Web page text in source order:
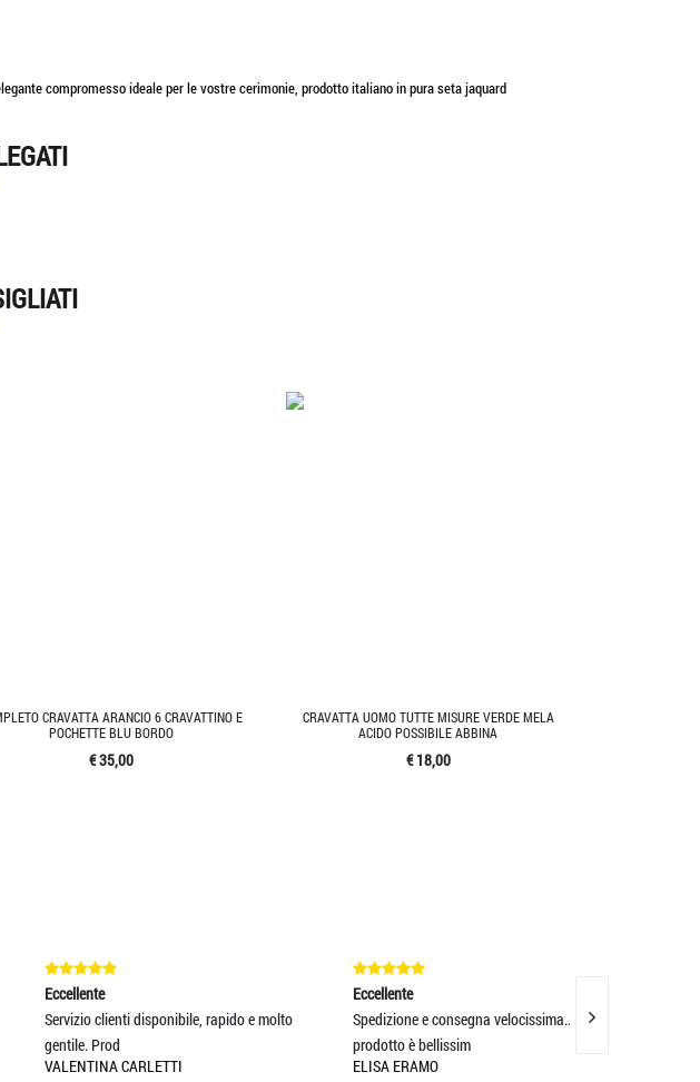
compromesso ideale per le vostre cerimonie, prodotto italiano in pura seta jaquard
CRAVATTA ARANCIO 6 CRAVATTINO E
POCHETTE BLU BORDO
€ 35,00
CRAVATTA UOMO TUTTE MISURE VERDE MELA
ACIDO POSSIBILE ABBINA
€ 18,00
clienti disponibile, rapido e molto
Prod
CARLETTI
Spedizione e consegna velocissima.. Il
prodotto è bellissim
ELISA ERAMO
Eccezionali.